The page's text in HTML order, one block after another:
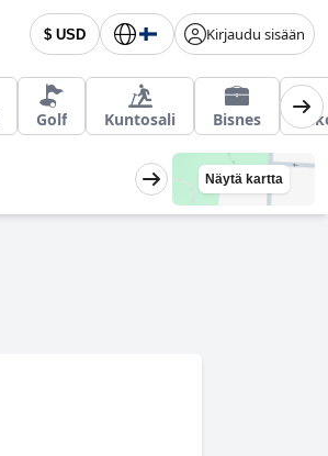
$ USD Kirjaudu sisään
Golf Kuntosali Bisnes
Näytä kartta